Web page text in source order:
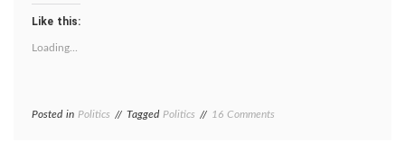
Like this:
Loading...
Posted in Politics Tagged Politics 16 Comments